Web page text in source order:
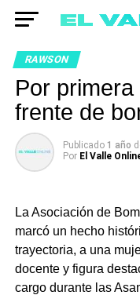
RAWSON
Por
frente de
Publicado 1 año
Por El Valle
La Asociación de
marcó un hecho
trayectoria, a una
docente y figura
cargo durante las